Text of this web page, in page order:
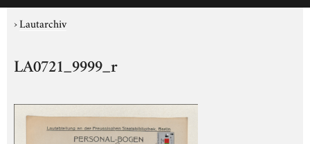
›Lautarchiv
LA0721_9999_r